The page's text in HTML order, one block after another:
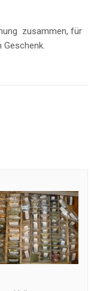
zusammen, für